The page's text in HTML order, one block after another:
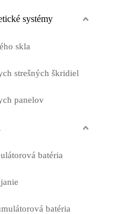
systémy
skla
strešných škridiel
panelov
batéria
batéria